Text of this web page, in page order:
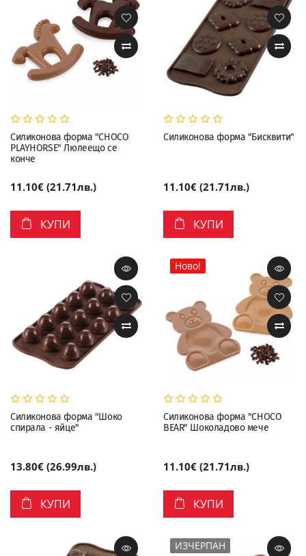
Силиконова форма "CHOCO
PLAYHORSE" Люлеещо се
конче
11.10€ (21.71лв.)
КУПИ
Силиконова форма "Бисквити"
11.10€ (21.71лв.)
КУПИ
Силиконова форма "Шоко
спирала - яйце"
13.80€ (26.99лв.)
КУПИ
Ново!
Силиконова форма "CHOCO
BEAR" Шоколадово мече
11.10€ (21.71лв.)
КУПИ
ИЗЧЕРПАН